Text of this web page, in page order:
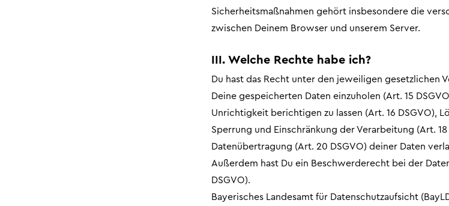
Sicherheitsmaßnahmen gehört insbesondere die
zwischen Deinem Browser und unserem Server.
III. Welche Rechte habe ich?
Du hast das Recht unter den jeweiligen gesetzlichen
Deine gespeicherten Daten einzuholen (Art. 15
Unrichtigkeit berichtigen zu lassen (Art. 16 DSGVO),
Sperrung und Einschränkung der Verarbeitung (Art.
Datenübertragung (Art. 20 DSGVO) deiner Daten
Außerdem hast Du ein Beschwerderecht bei der
DSGVO).
Bayerisches Landesamt für Datenschutzaufsicht